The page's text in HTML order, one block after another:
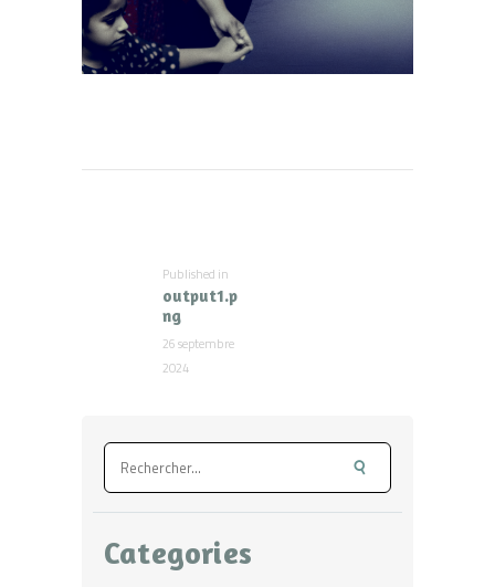
Published in
post:
output1.p
ng
26 septembre
2024
Rechercher :
Categories